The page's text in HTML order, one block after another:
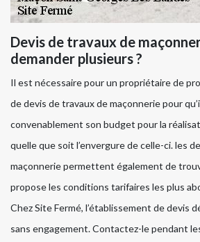
Devis de travaux de
demander plusieurs ?
Il est nécessaire pour un propriétaire de
de devis de travaux de maçonnerie pour
convenablement son budget pour la
quelle que soit l’envergure de celle-ci. les
maçonnerie permettent également de
propose les conditions tarifaires les plus
Chez Site Fermé, l’établissement de devis
sans engagement. Contactez-le pendant